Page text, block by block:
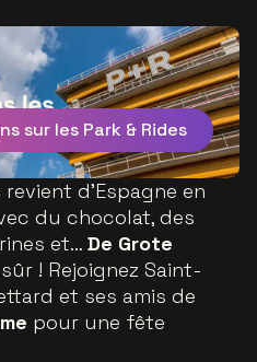
sur les Park & Rides
revient d'Espagne en
du chocolat, des
et… De Grote
! Rejoignez Saint-
et ses amis de
pour une fête